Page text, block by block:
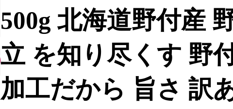
500g 北海道野付産
立 を知り尽くす 野
加工だから 旨さ 訳